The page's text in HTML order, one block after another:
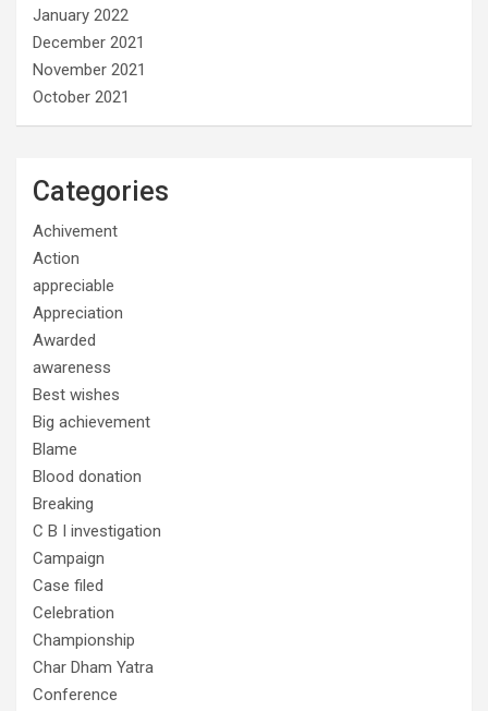
January 2022
December 2021
November 2021
October 2021
Categories
Achivement
Action
appreciable
Appreciation
Awarded
awareness
Best wishes
Big achievement
Blame
Blood donation
Breaking
C B I investigation
Campaign
Case filed
Celebration
Championship
Char Dham Yatra
Conference